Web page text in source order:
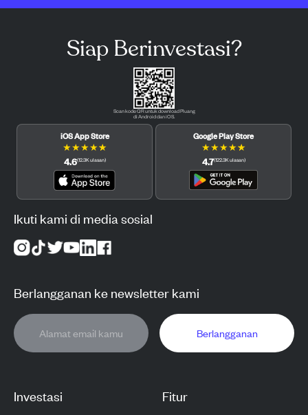
Investasi Fitur
Siap Berinvestasi?
Scan kode QR untuk download Pluang
di Android dan iOS.
iOS App Store
★★★★★
4.6(12.3Kulasan)
Google Play Store
★★★★★
4.7(122.3Kulasan)
Ikuti kami di media sosial
Berlangganan ke newsletter kami
Berlangganan